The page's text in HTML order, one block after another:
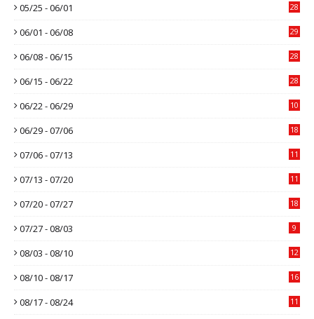
05/25 - 06/01 28
06/01 - 06/08 29
06/08 - 06/15 28
06/15 - 06/22 28
06/22 - 06/29 10
06/29 - 07/06 18
07/06 - 07/13 11
07/13 - 07/20 11
07/20 - 07/27 18
07/27 - 08/03 9
08/03 - 08/10 12
08/10 - 08/17 16
08/17 - 08/24 11